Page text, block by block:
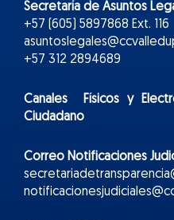
Secretaría de Asuntos
+57 (605) 5897868 Ext. 116
+57 312 2894689
Canales Físicos yElectr
Ciudadano
Correo Notificaciones